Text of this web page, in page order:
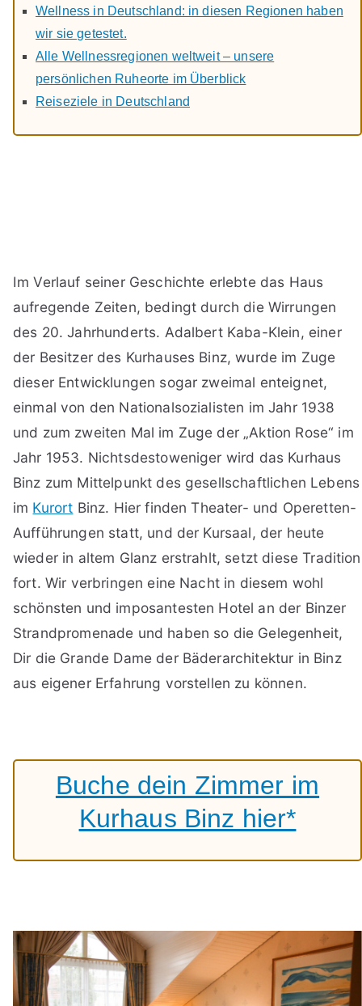
Wellness in Deutschland: in diesen Regionen haben
wir sie getestet.
Alle Wellnessregionen weltweit – unsere
persönlichen Ruheorte im Überblick
Reiseziele in Deutschland
Im Verlauf seiner Geschichte erlebte das Haus
aufregende Zeiten, bedingt durch die Wirrungen
des 20. Jahrhunderts. Adalbert Kaba-Klein, einer
der Besitzer des Kurhauses Binz, wurde im Zuge
dieser Entwicklungen sogar zweimal enteignet,
einmal von den Nationalsozialisten im Jahr 1938
und zum zweiten Mal im Zuge der „Aktion Rose“ im
Jahr 1953. Nichtsdestoweniger wird das Kurhaus
Binz zum Mittelpunkt des gesellschaftlichen Lebens
im Kurort Binz. Hier finden Theater- und Operetten-
Aufführungen statt, und der Kursaal, der heute
wieder in altem Glanz erstrahlt, setzt diese Tradition
fort. Wir verbringen eine Nacht in diesem wohl
schönsten und imposantesten Hotel an der Binzer
Strandpromenade und haben so die Gelegenheit,
Dir die Grande Dame der Bäderarchitektur in Binz
aus eigener Erfahrung vorstellen zu können.
Buche dein Zimmer im
Kurhaus Binz hier*